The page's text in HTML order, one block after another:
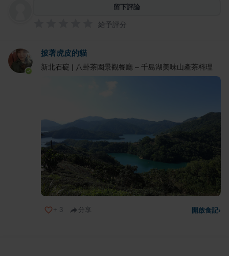
留下評論
給予評分
披著虎皮的貓
新北石碇 | 八卦茶園景觀餐廳 – 千島湖美味山產茶料理
+ 3 分享 開啟食記›